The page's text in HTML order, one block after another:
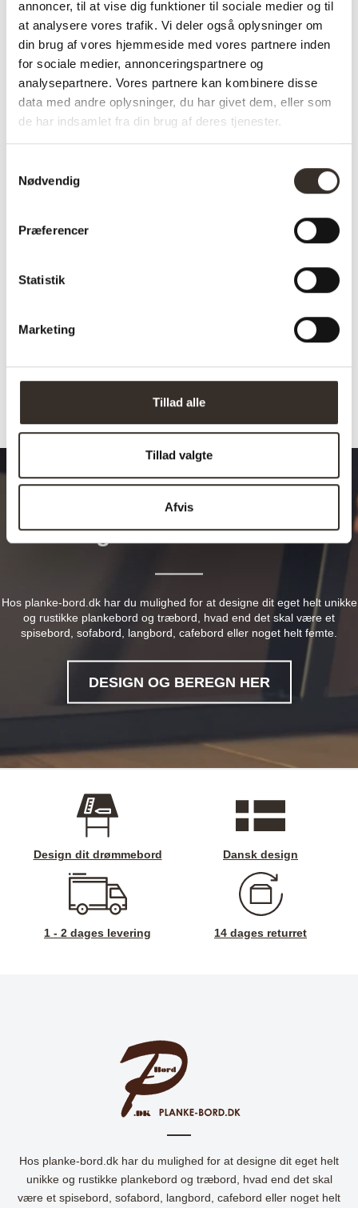
annoncer, til at vise dig funktioner til sociale medier og til
at analysere vores trafik. Vi deler også oplysninger om
din brug af vores hjemmeside med vores partnere inden
for sociale medier, annonceringspartnere og
analysepartnere. Vores partnere kan kombinere disse
data med andre oplysninger, du har givet dem, eller som
de har indsamlet fra din brug af deres tjenester.
Nødvendig
Præferencer
Statistik
Marketing
Tillad alle
Tillad valgte
Afvis
Farve: Grøn
Længde:
Bredde: 93 cm
Højde: 190 cm
Vægt (netto):
Vejl. pris
Design dit drømmebord
Hos planke-bord.dk har du mulighed for at designe dit eget helt unikke
og rustikke plankebord og træbord, hvad end det skal være et
spisebord, sofabord, langbord, cafebord eller noget helt femte.
DESIGN OG BEREGN HER
Design dit drømmebord Dansk design
1 - 2 dages levering 14 dages returret
Hos planke-bord.dk har du mulighed for at designe dit eget helt
unikke og rustikke plankebord og træbord, hvad end det skal
være et spisebord, sofabord, langbord, cafebord eller noget helt